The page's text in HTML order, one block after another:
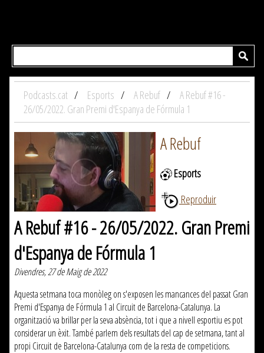
Podcasts.cat Esports A Rebuf
A Rebuf #16 -
26/05/2022. Gran Premi d'Espanya de Fórmula 1
A Rebuf
Esports
Reproduir
A Rebuf #16 - 26/05/2022. Gran Premi
d'Espanya de Fórmula 1
Divendres, 27 de Maig de 2022
Aquesta setmana toca monòleg on s'exposen les mancances del passat Gran
Premi d'Espanya de Fórmula 1 al Circuit de Barcelona-Catalunya. La
organització va brillar per la seva absència, tot i que a nivell esportiu es pot
considerar un èxit. També parlem dels resultats del cap de setmana, tant al
propi Circuit de Barcelona-Catalunya com de la resta de competicions.